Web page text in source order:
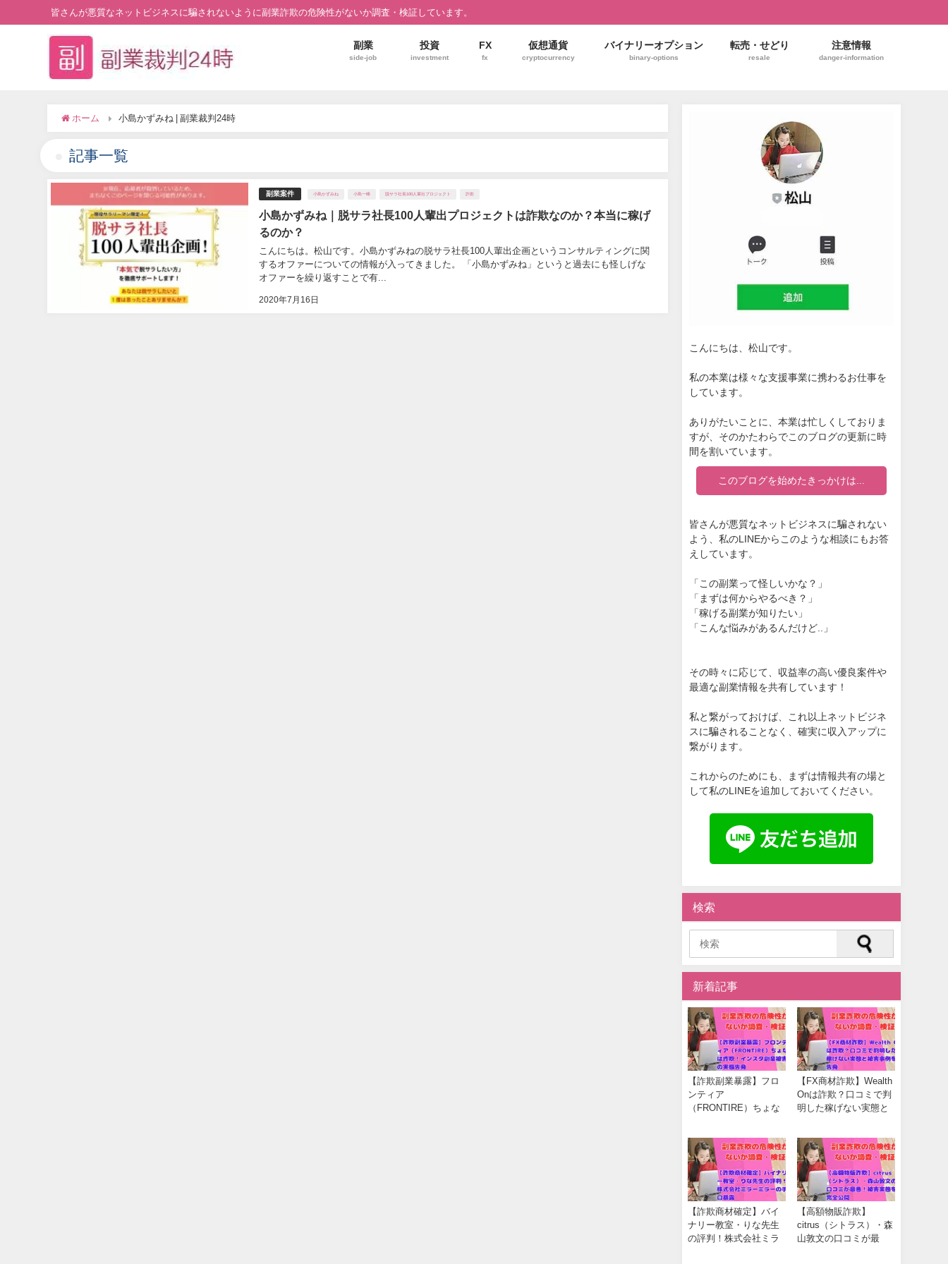
皆さんが悪質なネットビジネスに騙されないように副業詐欺の危険性がないか調査・検証しています。
副業
side-job
投資
investment
FX
fx
仮想通貨
cryptocurrency
バイナリーオプション
binary-options
転売・せどり
resale
注意情報
danger-information
ホーム 小島かずみね | 副業裁判24時
記事一覧
副業案件 小島かずみね 小島一峰 脱サラ社長100人輩出プロジェクト 詐欺
小島かずみね｜脱サラ社長100人輩出プロジェクトは詐欺なのか？本当に稼げ
るのか？
2020年7月16日
こんにちは。松山です。小島かずみねの脱サラ社長100人輩出企画というコンサルティングに関
するオファーについての情報が入ってきました。 「小島かずみね」というと過去にも怪しげな
オファーを繰り返すことで有...
こんにちは、松山です。
私の本業は様々な支援事業に携わるお仕事を
しています。
ありがたいことに、本業は忙しくしておりま
すが、そのかたわらでこのブログの更新に時
間を割いています。
このブログを始めたきっかけは...
皆さんが悪質なネットビジネスに騙されない
よう、私のLINEからこのような相談にもお答
えしています。
「この副業って怪しいかな？」
「まずは何からやるべき？」
「稼げる副業が知りたい」
「こんな悩みがあるんだけど..」
その時々に応じて、収益率の高い優良案件や
最適な副業情報を共有しています！
私と繋がっておけば、これ以上ネットビジネ
スに騙されることなく、確実に収入アップに
繋がります。
これからのためにも、まずは情報共有の場と
して私のLINEを追加しておいてください。
検索
新着記事
【詐欺副業暴露】フロ
ンティア
（FRONTIRE）ちょな
【FX商材詐欺】Wealth
Onは詐欺？口コミで判
明した稼げない実態と
【詐欺商材確定】バイ
ナリー教室・りな先生
の評判！株式会社ミラ
【高額物販詐欺】
citrus（シトラス）・森
山敦文の口コミが最